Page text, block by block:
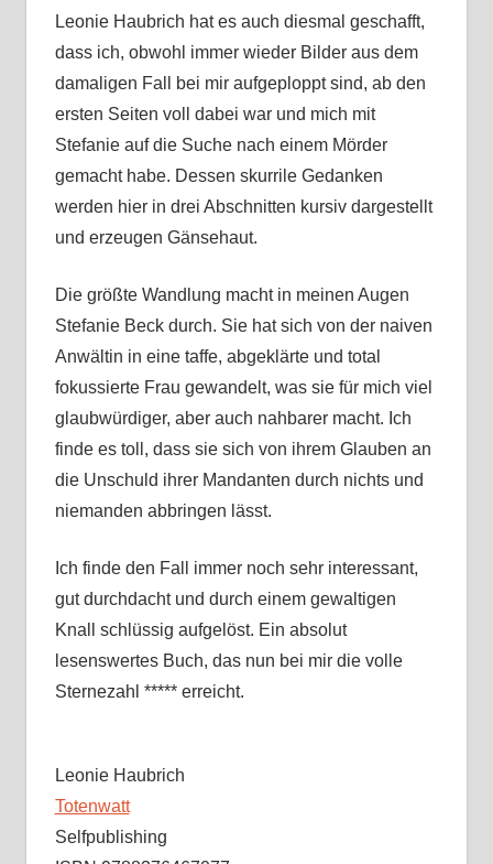
Leonie Haubrich hat es auch diesmal geschafft,
dass ich, obwohl immer wieder Bilder aus dem
damaligen Fall bei mir aufgeploppt sind, ab den
ersten Seiten voll dabei war und mich mit
Stefanie auf die Suche nach einem Mörder
gemacht habe. Dessen skurrile Gedanken
werden hier in drei Abschnitten kursiv dargestellt
und erzeugen Gänsehaut.
Die größte Wandlung macht in meinen Augen
Stefanie Beck durch. Sie hat sich von der naiven
Anwältin in eine taffe, abgeklärte und total
fokussierte Frau gewandelt, was sie für mich viel
glaubwürdiger, aber auch nahbarer macht. Ich
finde es toll, dass sie sich von ihrem Glauben an
die Unschuld ihrer Mandanten durch nichts und
niemanden abbringen lässt.
Ich finde den Fall immer noch sehr interessant,
gut durchdacht und durch einem gewaltigen
Knall schlüssig aufgelöst. Ein absolut
lesenswertes Buch, das nun bei mir die volle
Sternezahl ***** erreicht.
Leonie Haubrich
Totenwatt
Selfpublishing